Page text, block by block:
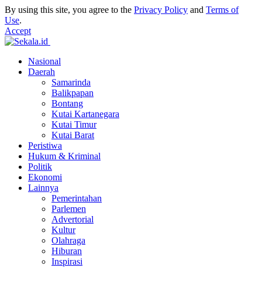
By using this site, you agree to the Privacy Policy and Terms of
Use.
Accept
Nasional
Daerah
Samarinda
Balikpapan
Bontang
Kutai Kartanegara
Kutai Timur
Kutai Barat
Peristiwa
Hukum & Kriminal
Politik
Ekonomi
Lainnya
Pemerintahan
Parlemen
Advertorial
Kultur
Olahraga
Hiburan
Inspirasi